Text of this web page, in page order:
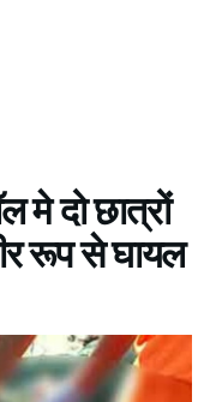
मे दो छात्रों
रूप से घायल